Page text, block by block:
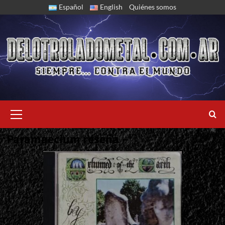
Español English Quiénes somos
Menu
Paramaecium reseña